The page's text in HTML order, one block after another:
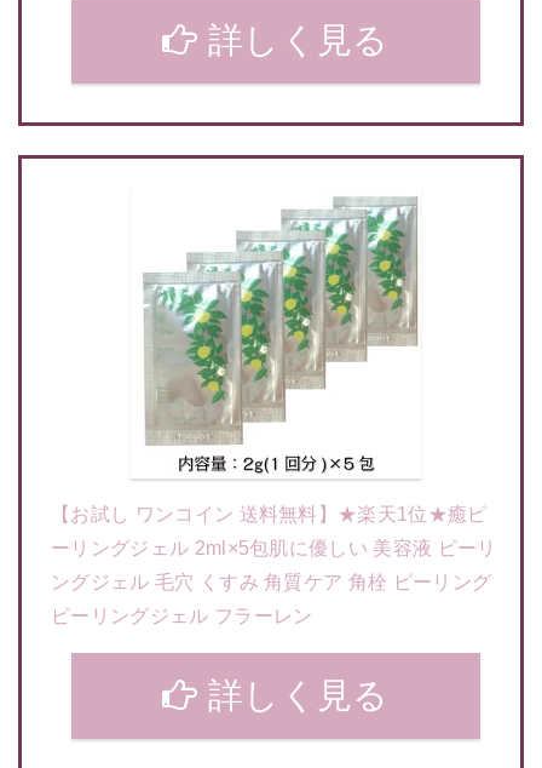
詳しく見る
【お試し ワンコイン 送料無料】★楽天1位★癒ピ
ーリングジェル 2ml×5包肌に優しい 美容液 ピーリ
ングジェル 毛穴 くすみ 角質ケア 角栓 ピーリング
ピーリングジェル フラーレン
詳しく見る